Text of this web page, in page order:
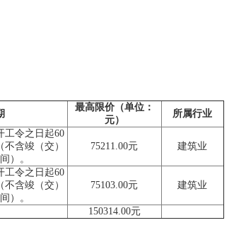
最高限价（单位：
元）
所属行业
工令之日起60
含竣（交）
）。
75211.00元 建筑业
工令之日起60
含竣（交）
）。
75103.00元 建筑业
150314.00元